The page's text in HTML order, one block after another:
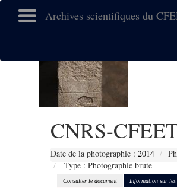
Archives scientifiques du
CNRS-
Date de la photographie : 2014
Type : Photographie brute
Consulter le document Information sur les